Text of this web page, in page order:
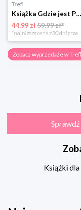
Trefl
Książka Gdzie jest Pan Wonka?
44.99 zł59.99 zł*
*najniższa cena z
Zobacz wyprzedaże w Trefl
Książki